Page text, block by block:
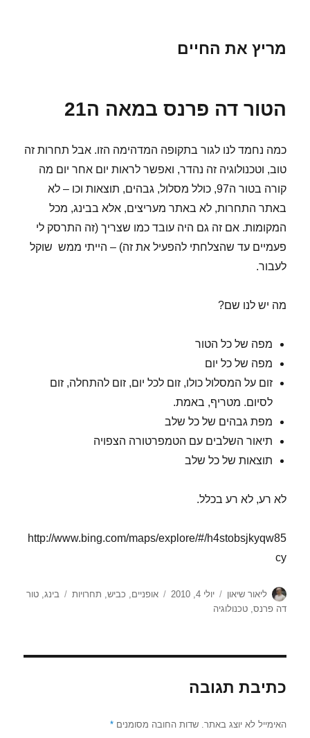
מריץ את החיים
הטור דה פרנס במאה ה21
כמה נחמד לנו לגור בתקופה המדהימה הזו. אבל תחרות זה
טוב, וטכנולוגיה זה נהדר, ואפשר לראות יום אחר יום מה
קורה בטור ה97, כולל מסלול, גבהים, תוצאות וכו – לא
באתר התחרות, לא באתר מעריצים, אלא בבינג, מכל
המקומות. אם זה גם היה עובד כמו שצריך (זה התרסק לי
פעמיים עד שהצלחתי להפעיל את זה) – הייתי ממש שוקל
לעבור.
מה יש לנו שם?
מפה של כל הטור
מפה של כל יום
זום על המסלול כולו, זום לכל יום, זום להתחלה, זום
לסיום. מטריף, באמת.
מפת גבהים של כל שלב
תיאור השלבים עם הטמפרטורה הצפויה
תוצאות של כל שלב
לא רע, לא רע בכלל.
http://www.bing.com/maps/explore/#/h4stobsjkyqw85
cy
מחבר
ליאור שיאון
פורסם
בתאריך
יולי 4, 2010 קטגוריות
אופניים, כביש, תחרויות תגיות
בינג,טור
דה פרנס,טכנולוגיה
כתיבת תגובה
האימייל לא יוצג באתר. שדות החובה מסומנים*